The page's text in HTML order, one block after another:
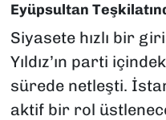
Eyüpsultan
Siyasete hızlı bir
Yıldız’ın parti
sürede netleşti.
aktif bir rol